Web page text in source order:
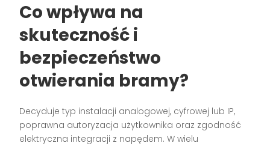
Co wpływa na
skuteczność i
bezpieczeństwo
otwierania bramy?
Decyduje typ instalacji analogowej, cyfrowej lub IP,
poprawna autoryzacja użytkownika oraz zgodność
elektryczna integracji z napędem. W wielu